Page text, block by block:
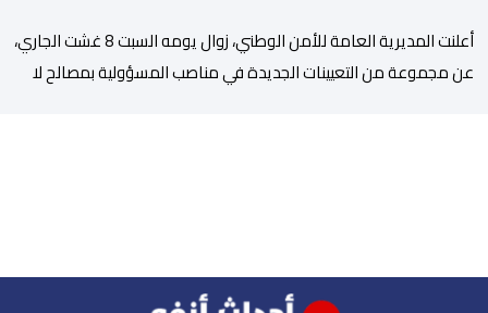
أعلنت المديرية العامة للأمن الوطني، زوال يومه السبت 8 غشت الجاري،
عن مجموعة من التعيينات الجديدة في مناصب المسؤولية بمصالح لا